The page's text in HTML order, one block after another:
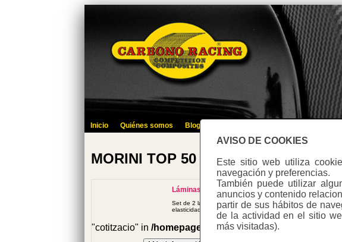
AVISO DE COOKIES
Este sitio web utiliza
navegación y preferencias.
También puede utilizar
anuncios y contenido
partir de sus hábitos de
de la actividad en el sitio
más visitadas).
Inicio Quiénes somos Blog
MORINI TOP 50 - 2007
Láminas Ciclomotor
Set de 2 láminas 100% Carbono para montar en caja
elasticidad,...).
"cotitzacio" in/homepages/0/d334671725/htdocs/web3/